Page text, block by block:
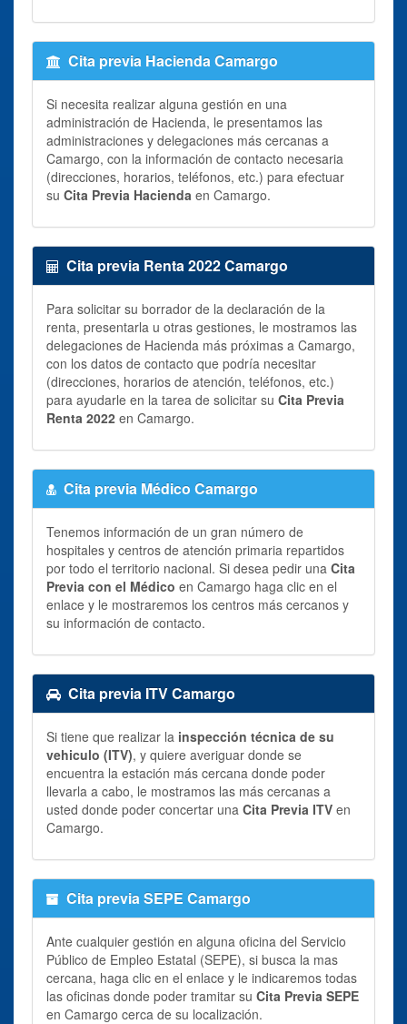
Cita previa Hacienda Camargo
Si necesita realizar alguna gestión en una
administración de Hacienda, le presentamos las
administraciones y delegaciones más cercanas a
Camargo, con la información de contacto necesaria
(direcciones, horarios, teléfonos, etc.) para efectuar
su Cita Previa Hacienda en Camargo.
Cita previa Renta 2022 Camargo
Para solicitar su borrador de la declaración de la
renta, presentarla u otras gestiones, le mostramos las
delegaciones de Hacienda más próximas a Camargo,
con los datos de contacto que podría necesitar
(direcciones, horarios de atención, teléfonos, etc.)
para ayudarle en la tarea de solicitar su Cita Previa
Renta 2022 en Camargo.
Cita previa Médico Camargo
Tenemos información de un gran número de
hospitales y centros de atención primaria repartidos
por todo el territorio nacional. Si desea pedir una Cita
Previa con el Médico en Camargo haga clic en el
enlace y le mostraremos los centros más cercanos y
su información de contacto.
Cita previa ITV Camargo
Si tiene que realizar la inspección técnica de su
vehiculo (ITV), y quiere averiguar donde se
encuentra la estación más cercana donde poder
llevarla a cabo, le mostramos las más cercanas a
usted donde poder concertar una Cita Previa ITV en
Camargo.
Cita previa SEPE Camargo
Ante cualquier gestión en alguna oficina del Servicio
Público de Empleo Estatal (SEPE), si busca la mas
cercana, haga clic en el enlace y le indicaremos todas
las oficinas donde poder tramitar su Cita Previa SEPE
en Camargo cerca de su localización.